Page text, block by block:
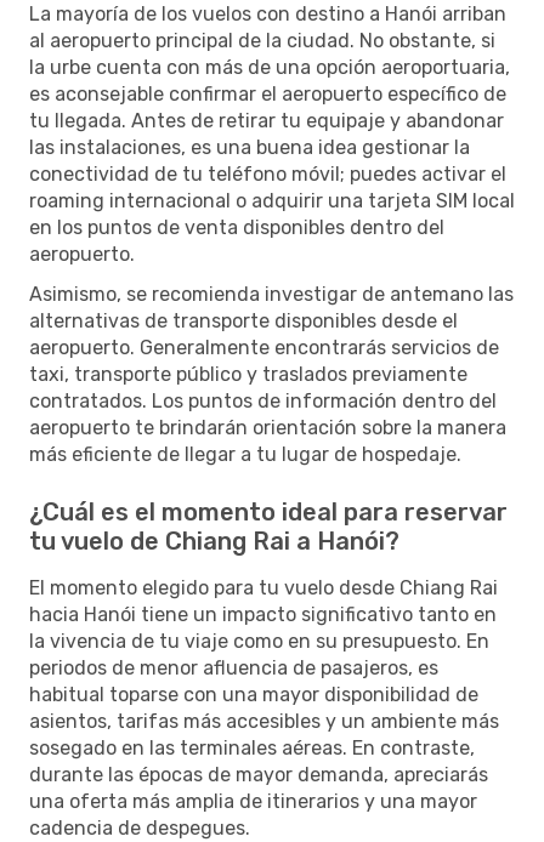
La mayoría de los vuelos con destino a Hanói arriban
al aeropuerto principal de la ciudad. No obstante, si
la urbe cuenta con más de una opción aeroportuaria,
es aconsejable confirmar el aeropuerto específico de
tu llegada. Antes de retirar tu equipaje y abandonar
las instalaciones, es una buena idea gestionar la
conectividad de tu teléfono móvil; puedes activar el
roaming internacional o adquirir una tarjeta SIM local
en los puntos de venta disponibles dentro del
aeropuerto.
Asimismo, se recomienda investigar de antemano las
alternativas de transporte disponibles desde el
aeropuerto. Generalmente encontrarás servicios de
taxi, transporte público y traslados previamente
contratados. Los puntos de información dentro del
aeropuerto te brindarán orientación sobre la manera
más eficiente de llegar a tu lugar de hospedaje.
¿Cuál es el momento ideal para reservar
tu vuelo de Chiang Rai a Hanói?
El momento elegido para tu vuelo desde Chiang Rai
hacia Hanói tiene un impacto significativo tanto en
la vivencia de tu viaje como en su presupuesto. En
periodos de menor afluencia de pasajeros, es
habitual toparse con una mayor disponibilidad de
asientos, tarifas más accesibles y un ambiente más
sosegado en las terminales aéreas. En contraste,
durante las épocas de mayor demanda, apreciarás
una oferta más amplia de itinerarios y una mayor
cadencia de despegues.